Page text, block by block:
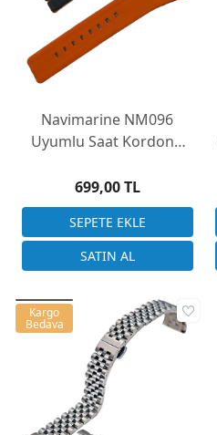
Navimarine NM096
Uyumlu Saat Kordonu
32x20mm
699,00 TL
Kargo
Bedava